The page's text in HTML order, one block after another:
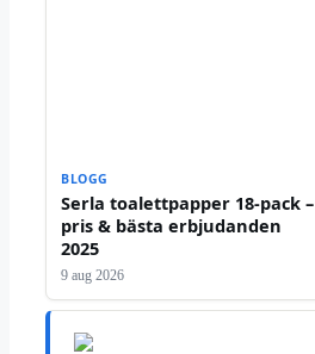
BLOGG
Serla toalettpapper 18-pack –
pris & bästa erbjudanden
2025
9 aug 2026